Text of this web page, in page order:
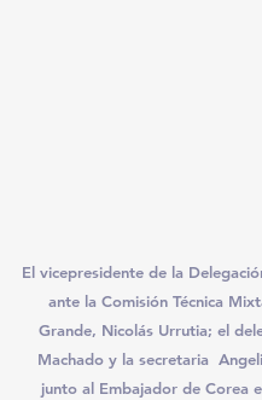
El vicepresidente de la
ante la Comisión Técnica
Grande, Nicolás Urrutia; el
Machado y la secretaria
junto al Embajador de Corea